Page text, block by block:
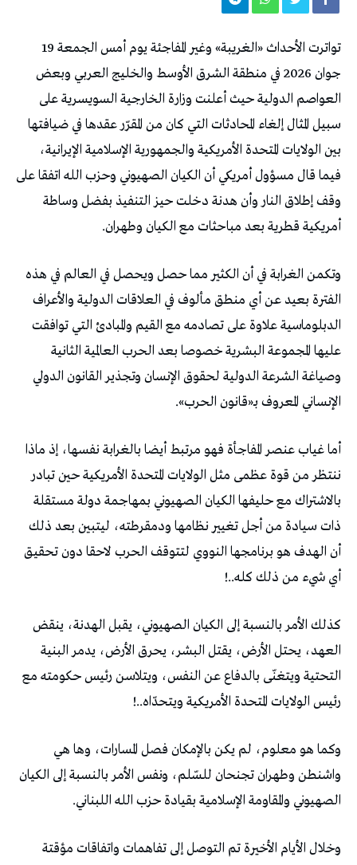
تواترت الأحداث «الغريبة» وغير المفاجئة يوم أمس الجمعة 19
جوان 2026 في منطقة الشرق الأوسط والخليج العربي وبعض
العواصم الدولية حيث أعلنت وزارة الخارجية السويسرية على
سبيل المثال ‌إلغاء ‌المحادثات التي كان من المقرّر عقدها في ضيافتها
بين الولايات المتحدة الأمريكية والجمهورية الإسلامية الإيرانية،
فيما قال مسؤول أمريكي أن الكيان الصهيوني وحزب الله اتفقا على
وقف إطلاق النار وأن هدنة دخلت حيز التنفيذ بفضل وساطة
أمريكية قطرية بعد مباحثات مع الكيان وطهران.
وتكمن الغرابة في أن الكثير مما حصل ويحصل في العالم في هذه
الفترة بعيد عن أي منطق مألوف في العلاقات الدولية والأعراف
الدبلوماسية علاوة على تصادمه مع القيم والمبادئ التي توافقت
عليها المجموعة البشرية خصوصا بعد الحرب العالمية الثانية
وصياغة الشرعة الدولية لحقوق الإنسان وتجذير القانون الدولي
الإنساني المعروف بـ«قانون الحرب».
أما غياب عنصر المفاجأة فهو مرتبط أيضا بالغرابة نفسها، إذ ماذا
ننتظر من قوة عظمى مثل الولايات المتحدة الأمريكية حين تبادر
بالاشتراك مع حليفها الكيان الصهيوني بمهاجمة دولة مستقلة
ذات سيادة من أجل تغيير نظامها ودمقرطته، ليتبين بعد ذلك
أن الهدف هو برنامجها النووي لتتوقف الحرب لاحقا دون تحقيق
أي شيء من ذلك كله..!
كذلك الأمر بالنسبة إلى الكيان الصهيوني، يقبل الهدنة، ينقض
العهد، يحتل الأرض، يقتل البشر، يحرق الأرض، يدمر البنية
التحتية ويتغنّى بالدفاع عن النفس، ويتلاسن رئيس حكومته مع
رئيس الولايات المتحدة الأمريكية ويتحدّاه..!
وكما هو معلوم، لم يكن بالإمكان فصل المسارات، وها هي
واشنطن وطهران تجنحان للسّلم، ونفس الأمر بالنسبة إلى الكيان
الصهيوني والمقاومة الإسلامية بقيادة حزب الله اللبناني.
وخلال الأيام الأخيرة تم التوصل إلى تفاهمات واتفاقات مؤقتة